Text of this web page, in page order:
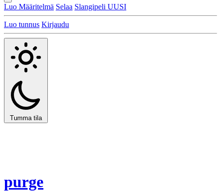
Luo Määritelmä Selaa Slangipeli UUSI
Luo tunnus Kirjaudu
Tumma tila
purge